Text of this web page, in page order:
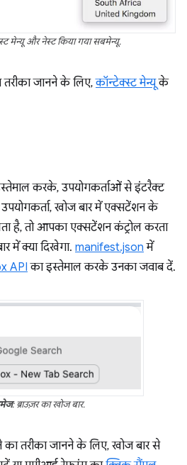
मेन्यू और नेस्ट किया गया सबमेन्यू.
तरीका जानने के लिए,कॉन्टेक्स्ट मेन्यूके
करके, उपयोगकर्ताओं से इंटरैक्ट
खोज बार में एक्सटेंशन के
है, तो आपका एक्सटेंशन कंट्रोल करता
में क्या दिखेगा. manifest.json में
API का इस्तेमाल करके उनका जवाब दें.
: ब्राउज़र का खोज बार.
तरीका जानने के लिए, खोज बार से